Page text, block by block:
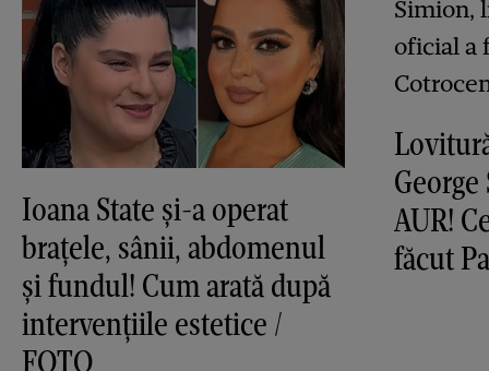
Ioana State și-a operat
brațele, sânii, abdomenul
și fundul! Cum arată după
intervențiile estetice /
FOTO
AUR!
făcut